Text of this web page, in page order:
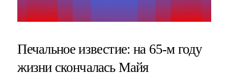
Печальное известие: на 65-м году
жизни скончалась Майя